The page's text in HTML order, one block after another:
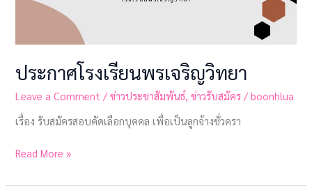
ประกาศโรงเรียนพรเจริญวิทยา
Leave a Comment /ข่าวประชาสัมพันธ์ ,ข่าวรับสมัคร /boonhlua
เรื่อง รับสมัครสอบคัดเลือกบุคคล เพื่อเป็นลูกจ้างชั่วครา
Read More »